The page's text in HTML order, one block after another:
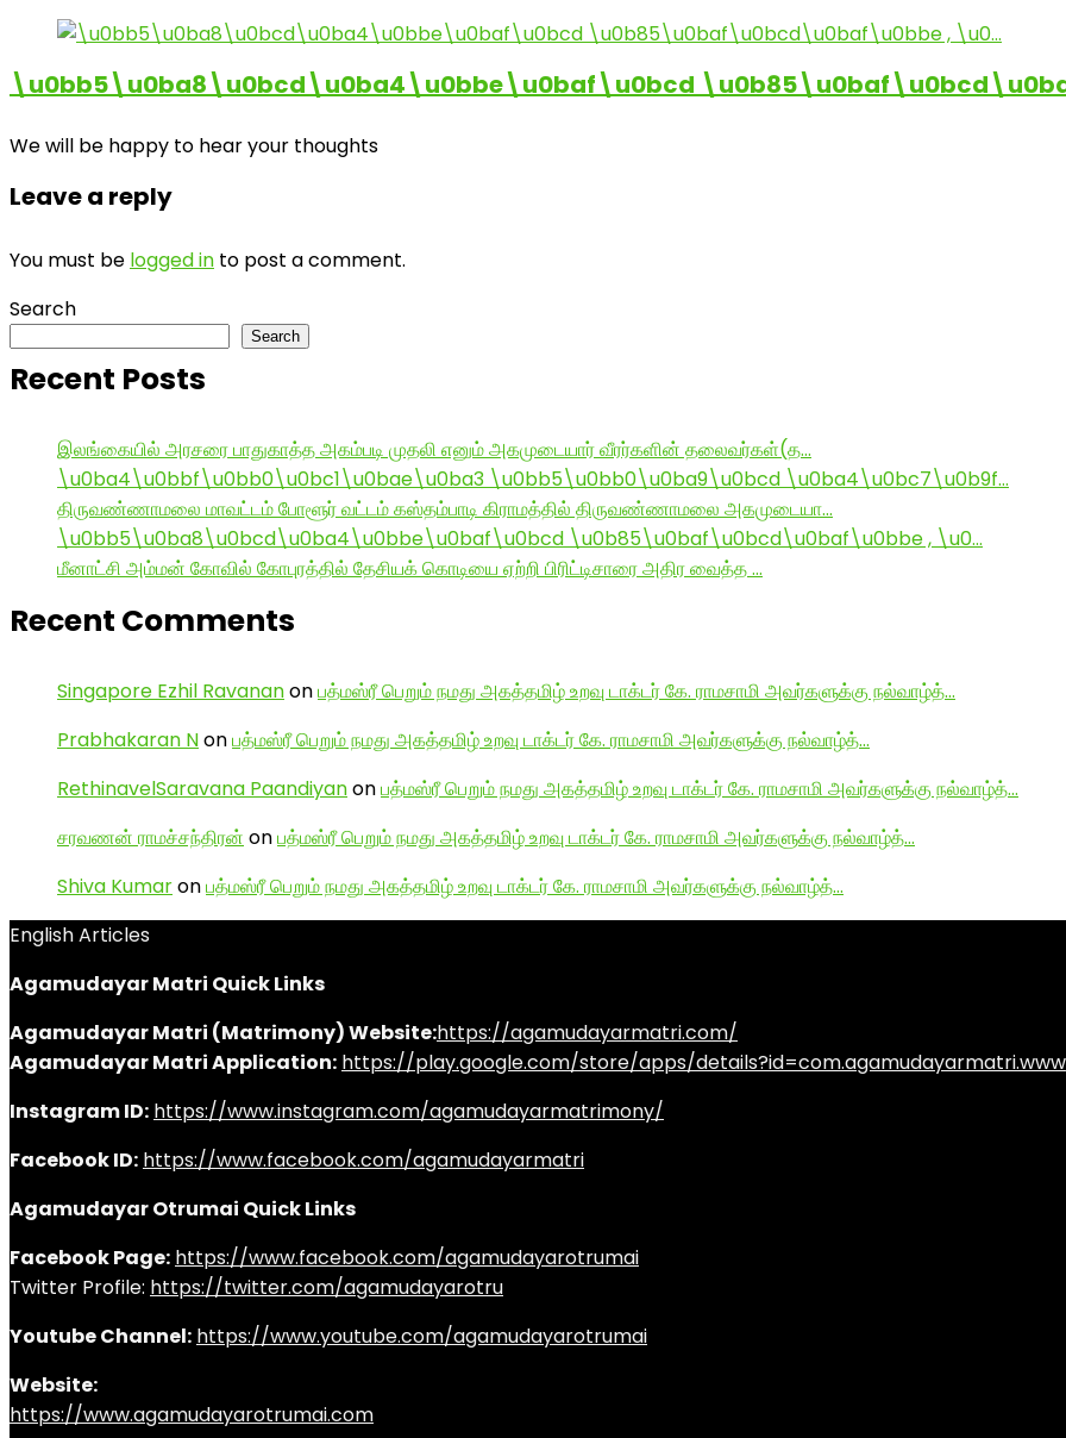
\u0bb5\u0ba8\u0bcd\u0ba4\u0bbe\u0baf\u0bcd
We will be happy to hear your thoughts
Leave a reply
You must be logged in to post a comment.
Search
Search
Recent Posts
இலங்கையில் அரசரை பாதுகாத்த அகம்படி முதலி எனும் அகமுடையார் வீரர்களின் தலைவர்கள்(த…
\u0ba4\u0bbf\u0bb0\u0bc1\u0bae\u0ba3 \u0bb5\u0bb0\u0ba9\u0bcd \u0ba4\u0bc7\u0b9f…
திருவண்ணாமலை மாவட்டம் போளூர் வட்டம் கஸ்தம்பாடி கிராமத்தில் திருவண்ணாமலை அகமுடையா…
\u0bb5\u0ba8\u0bcd\u0ba4\u0bbe\u0baf\u0bcd \u0b85\u0baf\u0bcd\u0baf\u0bbe , \u0…
மீனாட்சி அம்மன் கோவில் கோபுரத்தில் தேசியக் கொடியை ஏற்றி பிரிட்டிசாரை அதிர வைத்த …
Recent Comments
Singapore Ezhil Ravananonபத்மஸ்ரீ பெறும் நமது அகத்தமிழ் உறவு டாக்டர் கே. ராமசாமி அவர்களுக்கு நல்வாழ்த்…
Prabhakaran Nonபத்மஸ்ரீ பெறும் நமது அகத்தமிழ் உறவு டாக்டர் கே. ராமசாமி அவர்களுக்கு நல்வாழ்த்…
RethinavelSaravana Paandiyanonபத்மஸ்ரீ பெறும் நமது அகத்தமிழ் உறவு டாக்டர் கே. ராமசாமி அவர்களுக்கு நல்வாழ்த்…
சரவணன் ராமச்சந்திரன் onபத்மஸ்ரீ பெறும் நமது அகத்தமிழ் உறவு டாக்டர் கே. ராமசாமி அவர்களுக்கு நல்வாழ்த்…
Shiva Kumaronபத்மஸ்ரீ பெறும் நமது அகத்தமிழ் உறவு டாக்டர் கே. ராமசாமி அவர்களுக்கு நல்வாழ்த்…
English Articles
Agamudayar Matri Quick Links
Agamudayar Matri (Matrimony) Website:https://agamudayarmatri.com/
Agamudayar Matri Application: https://play.google.com/store/apps/details?id=com.agamudayarmatri.www
Instagram ID: https://www.instagram.com/agamudayarmatrimony/
Facebook ID: https://www.facebook.com/agamudayarmatri
Agamudayar Otrumai Quick Links
Facebook Page: https://www.facebook.com/agamudayarotrumai
Twitter Profile: https://twitter.com/agamudayarotru
Youtube Channel: https://www.youtube.com/agamudayarotrumai
Website:
https://www.agamudayarotrumai.com